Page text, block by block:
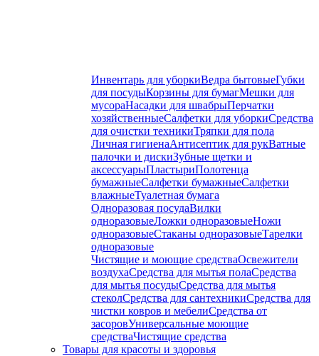
Инвентарь для уборкиВедра бытовыеГубки
для посудыКорзины для бумагМешки для
мусораНасадки для швабрыПерчатки
хозяйственныеСалфетки для уборкиСредства
для очистки техникиТряпки для пола
Личная гигиенаАнтисептик для рукВатные
палочки и дискиЗубные щетки и
аксессуарыПластыриПолотенца
бумажныеСалфетки бумажныеСалфетки
влажныеТуалетная бумага
Одноразовая посудаВилки
одноразовыеЛожки одноразовыеНожи
одноразовыеСтаканы одноразовыеТарелки
одноразовые
Чистящие и моющие средстваОсвежители
воздухаСредства для мытья полаСредства
для мытья посудыСредства для мытья
стеколСредства для сантехникиСредства для
чистки ковров и мебелиСредства от
засоровУниверсальные моющие
средстваЧистящие средства
Товары для красоты и здоровья